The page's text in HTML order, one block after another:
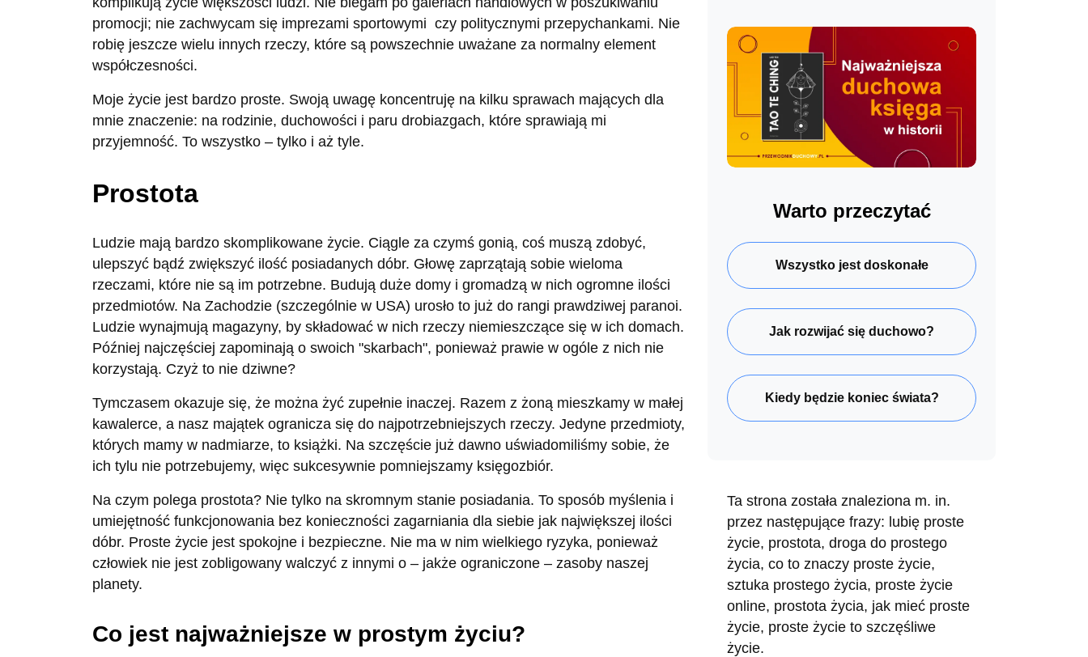
promocji; nie zachwycam się imprezami sportowymi czy politycznymi przepychankami. Nie
robię jeszcze wielu innych rzeczy, które są powszechnie uważane za normalny element
współczesności.
Moje życie jest bardzo proste. Swoją uwagę koncentruję na kilku sprawach mających dla
mnie znaczenie: na rodzinie, duchowości i paru drobiazgach, które sprawiają mi
przyjemność. To wszystko – tylko i aż tyle.
Prostota
Ludzie mają bardzo skomplikowane życie. Ciągle za czymś gonią, coś muszą zdobyć,
ulepszyć bądź zwiększyć ilość posiadanych dóbr. Głowę zaprzątają sobie wieloma
rzeczami, które nie są im potrzebne. Budują duże domy i gromadzą w nich ogromne ilości
przedmiotów. Na Zachodzie (szczególnie w USA) urosło to już do rangi prawdziwej paranoi.
Ludzie wynajmują magazyny, by składować w nich rzeczy niemieszczące się w ich domach.
Później najczęściej zapominają o swoich "skarbach", ponieważ prawie w ogóle z nich nie
korzystają. Czyż to nie dziwne?
Tymczasem okazuje się, że można żyć zupełnie inaczej. Razem z żoną mieszkamy w małej
kawalerce, a nasz majątek ogranicza się do najpotrzebniejszych rzeczy. Jedyne przedmioty,
których mamy w nadmiarze, to książki. Na szczęście już dawno uświadomiliśmy sobie, że
ich tylu nie potrzebujemy, więc sukcesywnie pomniejszamy księgozbiór.
Na czym polega prostota? Nie tylko na skromnym stanie posiadania. To sposób myślenia i
umiejętność funkcjonowania bez konieczności zagarniania dla siebie jak największej ilości
dóbr. Proste życie jest spokojne i bezpieczne. Nie ma w nim wielkiego ryzyka, ponieważ
człowiek nie jest zobligowany walczyć z innymi o – jakże ograniczone – zasoby naszej
planety.
Co jest najważniejsze w prostym życiu?
Warto przeczytać
Wszystko jest doskonałe
Jak rozwijać się duchowo?
Kiedy będzie koniec świata?
Ta strona została znaleziona m. in.
przez następujące frazy: lubię proste
życie, prostota, droga do prostego
życia, co to znaczy proste życie,
sztuka prostego życia, proste życie
online, prostota życia, jak mieć proste
życie, proste życie to szczęśliwe
życie.